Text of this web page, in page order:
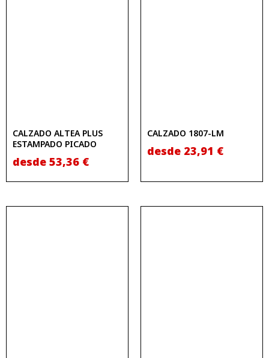
CALZADO ALTEA PLUS
ESTAMPADO PICADO
desde 53,36 €
CALZADO 1807-LM
desde 23,91 €